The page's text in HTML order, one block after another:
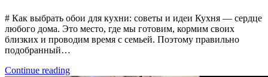
# Как выбрать обои для кухни: советы и идеи Кухня — сердце
любого дома. Это место, где мы готовим, кормим своих
близких и проводим время с семьей. Поэтому правильно
подобранный…
Continue reading